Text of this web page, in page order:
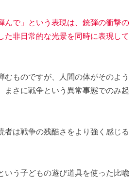
んで」という表現は、銃弾の衝撃の
た非日常的な光景を同時に表現して
むものですが、人間の体がそのよう
まさに戦争という異常事態でのみ起
者は戦争の残酷さをより強く感じる
いう子どもの遊び道具を使った比喩